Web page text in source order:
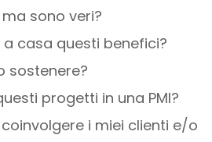
sono veri?
casa questi benefici?
sostenere?
progetti in una PMI?
i miei clienti e/o